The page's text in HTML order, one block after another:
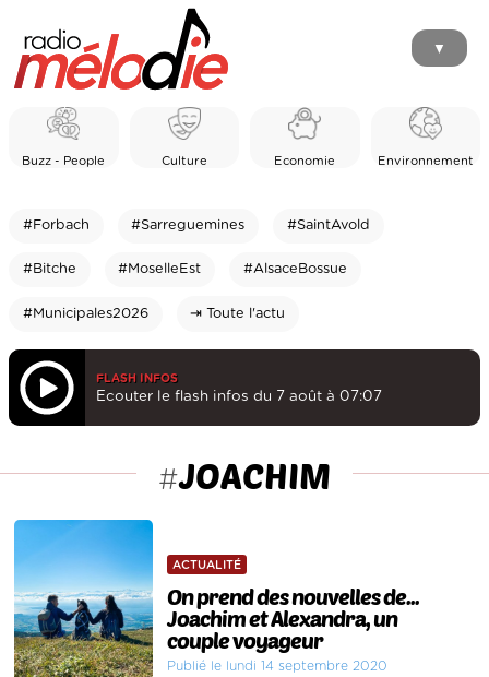
▼
Buzz - People Culture Economie Environnement
#Forbach #Sarreguemines #SaintAvold
#Bitche #MoselleEst #AlsaceBossue
#Municipales2026 ⇥ Toute l'actu
FLASH INFOS
Ecouter le flash infos du 7 août à 07:07
#JOACHIM
ACTUALITÉ
On prend des nouvelles de...
Joachim et Alexandra, un
couple voyageur
Publié le lundi 14 septembre 2020